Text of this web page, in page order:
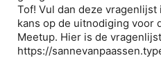
Tof! Vul dan deze
kans op de uitnodiging voor
Meetup. Hier is de
https://